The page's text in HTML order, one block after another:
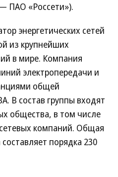
ПАО «Россети»).
энергетических сетей
из крупнейших
в мире. Компания
электропередачи и
общей
В состав группы входят
общества, в том числе
компаний. Общая
порядка 230